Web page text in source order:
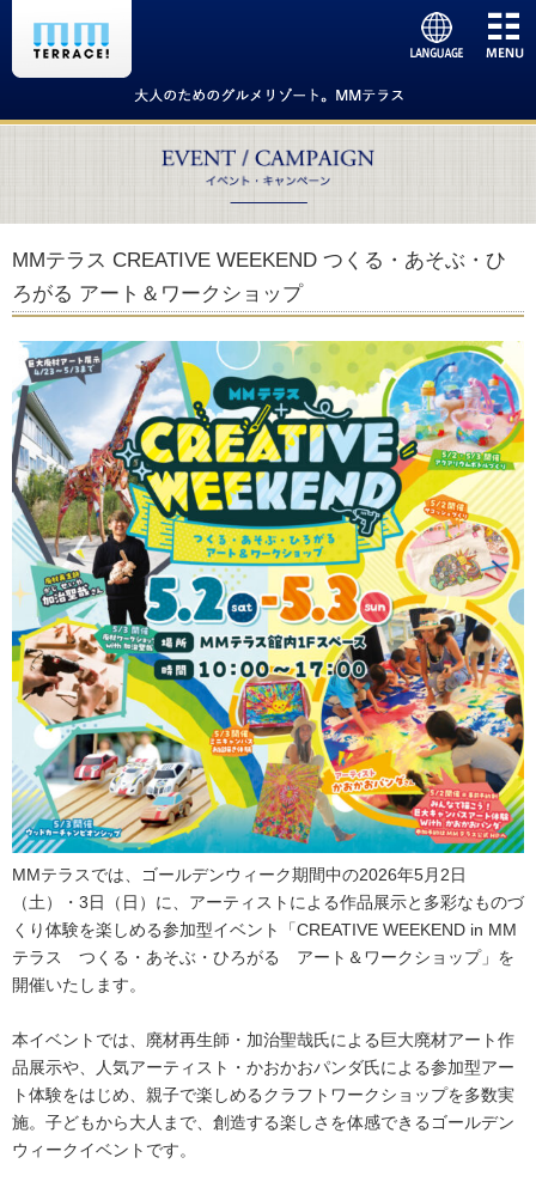
MMテラス CREATIVE WEEKEND つくる・あそぶ・ひ
ろがる アート＆ワークショップ
MMテラスでは、ゴールデンウィーク期間中の2026年5月2日
（土）・3日（日）に、アーティストによる作品展示と多彩なものづ
くり体験を楽しめる参加型イベント「CREATIVE WEEKEND in MM
テラス つくる・あそぶ・ひろがる アート＆ワークショップ」を
開催いたします。
本イベントでは、廃材再生師・加治聖哉氏による巨大廃材アート作
品展示や、人気アーティスト・かおかおパンダ氏による参加型アー
ト体験をはじめ、親子で楽しめるクラフトワークショップを多数実
施。子どもから大人まで、創造する楽しさを体感できるゴールデン
ウィークイベントです。